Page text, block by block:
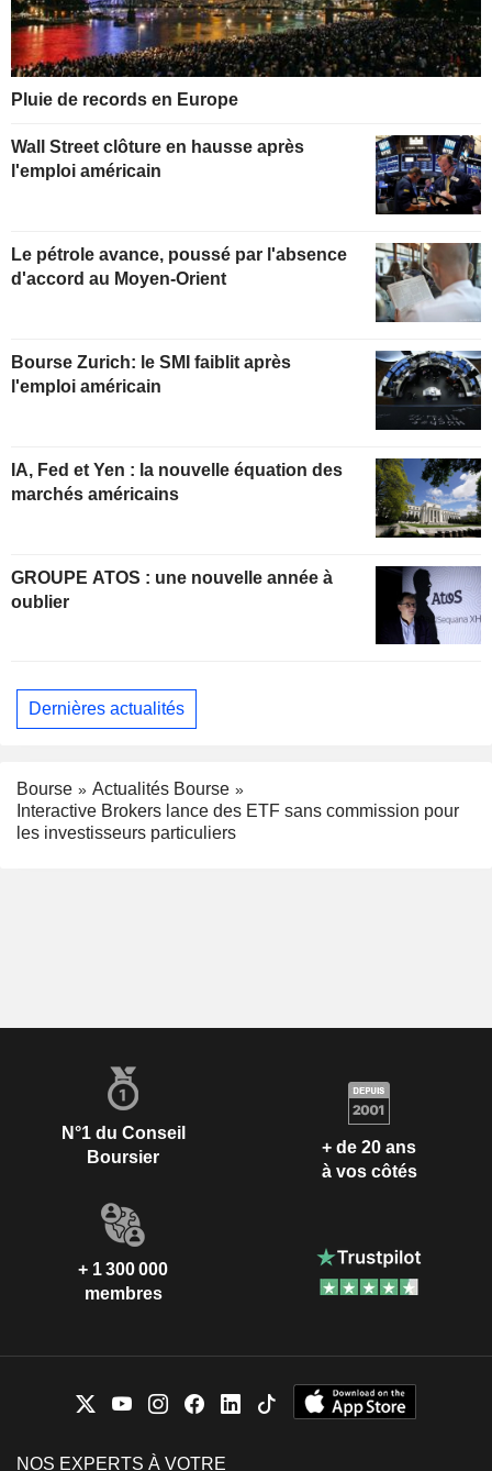
Pluie de records en Europe
Wall Street clôture en hausse après
l'emploi américain
Le pétrole avance, poussé par l'absence
d'accord au Moyen-Orient
Bourse Zurich: le SMI faiblit après
l'emploi américain
IA, Fed et Yen : la nouvelle équation des
marchés américains
GROUPE ATOS : une nouvelle année à
oublier
Dernières actualités
Bourse
Actualités Bourse
Interactive Brokers lance des ETF sans commission pour
les investisseurs particuliers
N°1 du Conseil
Boursier
+ de 20 ans
à vos côtés
+ 1 300 000
membres
NOS EXPERTS À VOTRE